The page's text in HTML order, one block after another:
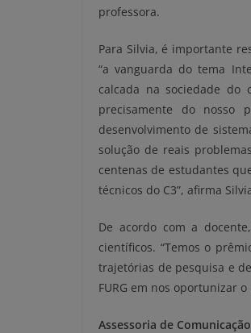
professora.
Para Silvia, é importante
“a vanguarda do tema
calcada na sociedade do
precisamente do nosso
desenvolvimento de
solução de reais
centenas de estudantes
técnicos do C3”, afirma
De acordo com a
científicos. “Temos o
trajetórias de pesquisa e
FURG em nos oportunizar
Assessoria de